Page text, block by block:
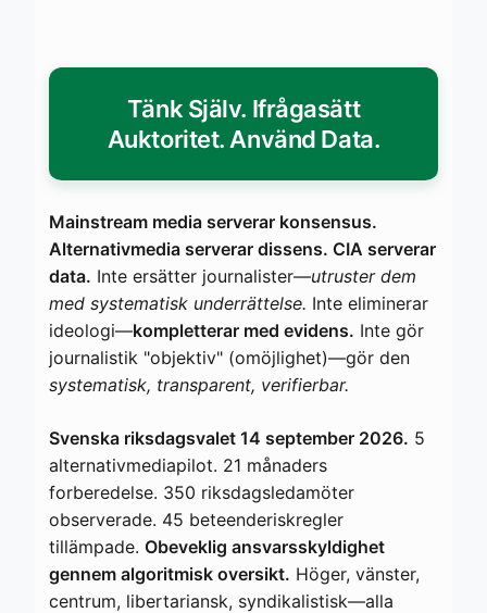
Tänk Själv. Ifrågasätt
Auktoritet. Använd Data.
Mainstream media serverar konsensus.
Alternativmedia serverar dissens. CIA serverar
data. Inte ersätter journalister—utruster dem
med systematisk underrättelse. Inte eliminerar
ideologi—kompletterar med evidens. Inte gör
journalistik "objektiv" (omöjlighet)—gör den
systematisk, transparent, verifierbar.
Svenska riksdagsvalet 14 september 2026. 5
alternativmediapilot. 21 månaders
forberedelse. 350 riksdagsledamöter
observerade. 45 beteenderiskregler
tillämpade. Obeveklig ansvarsskyldighet
gennem algoritmisk oversikt. Höger, vänster,
centrum, libertariansk, syndikalistisk—alla